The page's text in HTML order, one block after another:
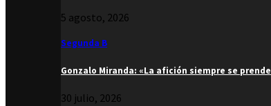
5 agosto, 2026
Segunda B
Gonzalo Miranda: «La afición siempre se
30 julio, 2026